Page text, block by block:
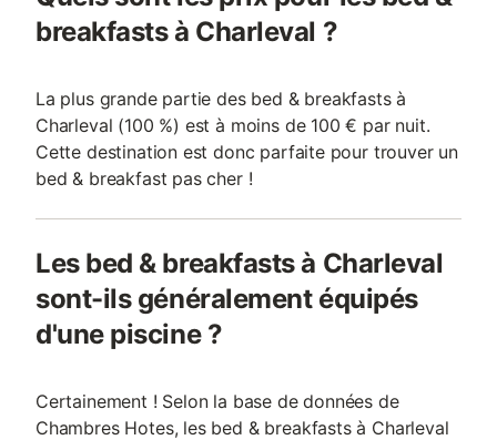
breakfasts à Charleval ?
La plus grande partie des bed & breakfasts à
Charleval (100 %) est à moins de 100 € par nuit.
Cette destination est donc parfaite pour trouver un
bed & breakfast pas cher !
Les bed & breakfasts à Charleval
sont-ils généralement équipés
d'une piscine ?
Certainement ! Selon la base de données de
Chambres Hotes, les bed & breakfasts à Charleval